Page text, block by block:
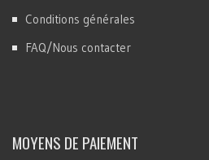
Conditions générales
FAQ/Nous contacter
MOYENS DE PAIEMENT